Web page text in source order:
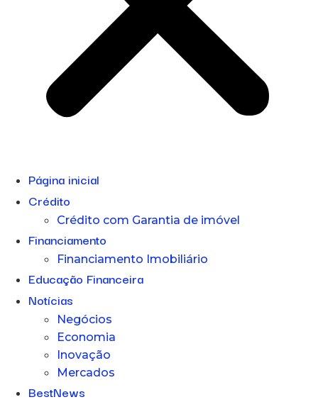
Página inicial
Crédito
Crédito com Garantia de imóvel
Financiamento
Financiamento Imobiliário
Educação Financeira
Notícias
Negócios
Economia
Inovação
Mercados
BestNews